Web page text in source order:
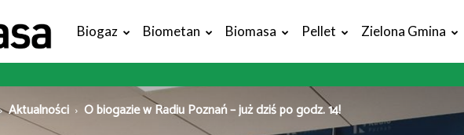
Magazyn
Biogaz Biometan Biomasa Pellet Zielona Gmina
Aktualności O biogazie w Radiu Poznań – już dziś po godz. 14!